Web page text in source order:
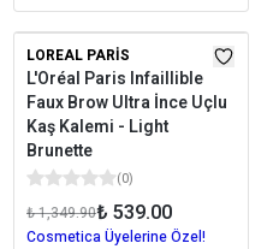
LOREAL PARIS
L'Oréal Paris Infaillible
Faux Brow Ultra İnce Uçlu
Kaş Kalemi - Light
Brunette
(0)
₺ 1,349.90₺ 539.00
Cosmetica Üyelerine Özel!